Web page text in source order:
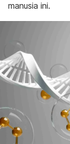
manusia ini.